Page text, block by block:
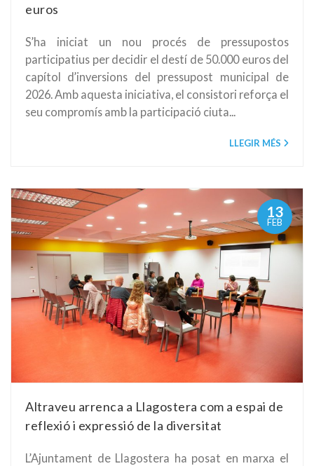
euros
S’ha iniciat un nou procés de pressupostos
participatius per decidir el destí de 50.000 euros del
capítol d’inversions del pressupost municipal de
2026. Amb aquesta iniciativa, el consistori reforça el
seu compromís amb la participació ciuta...
LLEGIR MÉS
13
FEB
Altraveu arrenca a Llagostera com a espai de
reflexió i expressió de la diversitat
L’Ajuntament de Llagostera ha posat en marxa el